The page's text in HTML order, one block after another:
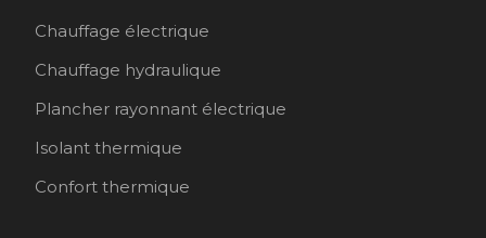
Chauffage électrique
Chauffage hydraulique
Plancher rayonnant électrique
Isolant thermique
Confort thermique